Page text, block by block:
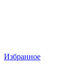
Избранное